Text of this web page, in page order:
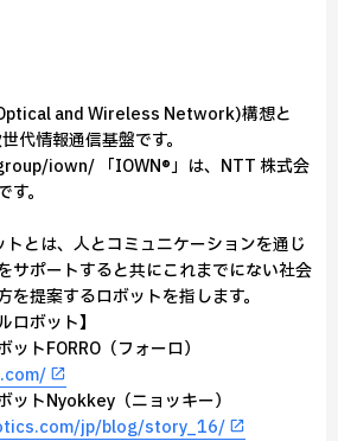
and Wireless Network)構想と
代情報通信基盤です。
iown/ 「IOWN®」は、NTT 株式会
。
とは、人とコミュニケーションを通じ
サポートすると共にこれまでにない社会
提案するロボットを指します。
ロボット】
トFORRO（フォーロ）
ットNyokkey（ニョッキー）
jp/blog/story_16/